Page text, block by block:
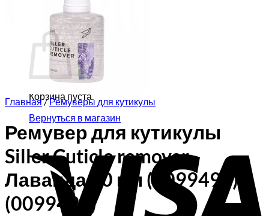
Корзина
Корзина пуста.
Вернуться в магазин
Главная/ Ремуверы для кутикулы
Ремувер для кутикулы
Siller Cuticle remover
Лаванда 30 мл (0099494)
(0099494)